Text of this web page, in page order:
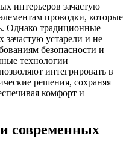
интерьеров зачастую
проводки, которые
Однако традиционные
устарели и не
безопасности и
технологии
интегрировать в
решения, сохраняя
комфорт и
современных